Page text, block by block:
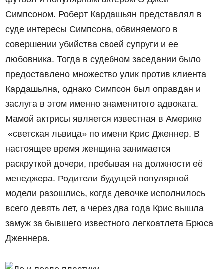
Симпсоном. Роберт Кардашьян представлял в
суде интересы Симпсона, обвиняемого в
совершении убийства своей супруги и ее
любовника. Тогда в судебном заседании было
предоставлено множество улик против клиента
Кардашьяна, однако Симпсон был оправдан и
заслуга в этом именно знаменитого адвоката.
Мамой актрисы является известная в Америке
«светская львица» по имени Крис Дженнер. В
настоящее время женщина занимается
раскруткой дочери, пребывая на должности её
менеджера. Родители будущей популярной
модели разошлись, когда девочке исполнилось
всего девять лет, а через два года Крис вышла
замуж за бывшего известного легкоатлета Брюса
Дженнера.